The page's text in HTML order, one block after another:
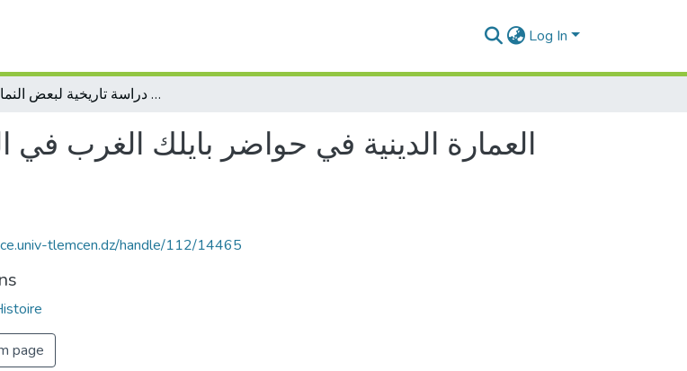
Log In
العمارة الدينية في حواضر بايلك الغرب في العهد العثماني دراسة تاريخية لبعض النماذج
العمارة الدينية في حواضر بايلك الغرب في
tlemcen.dz/handle/112/14465
page